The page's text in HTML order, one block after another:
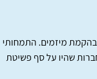
ובהקמת מיזמים. התמחותי
שהיו על סף פשיטת